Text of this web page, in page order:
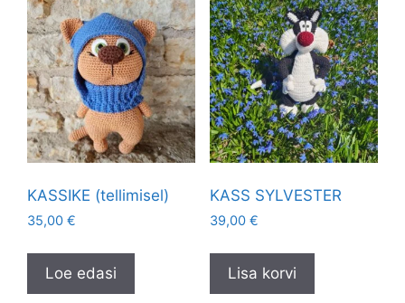
KASSIKE (tellimisel)
35,00 €
Loe edasi
KASS SYLVESTER
39,00 €
Lisa korvi